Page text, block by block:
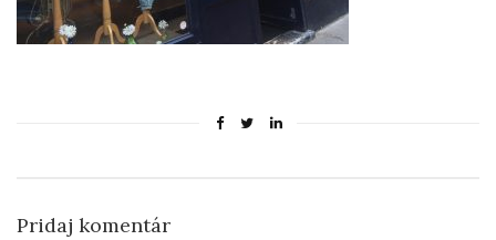
Pridaj komentár